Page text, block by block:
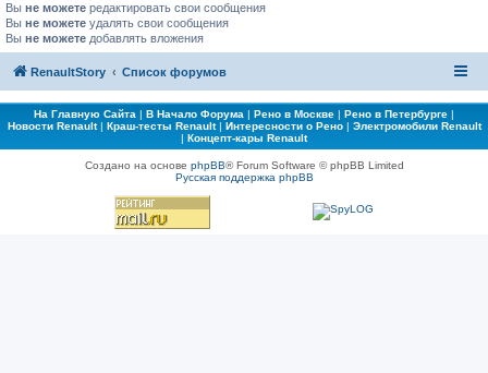
Вы не можете редактировать свои сообщения
Вы не можете удалять свои сообщения
Вы не можете добавлять вложения
RenaultStory Список форумов
На Главную Сайта | В Начало Форума | Рено в Москве | Рено в Петербурге |
Новости Renault| Краш-тесты Renault| Интересности о Рено| Электромобили Renault
| Концепт-кары Renault
Создано на основе phpBB® Forum Software © phpBB Limited
Русская поддержка phpBB